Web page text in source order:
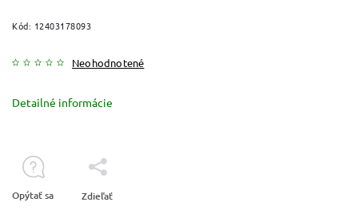
Kód: 12403178093
Neohodnotené
Detailné informácie
Opýtať sa Zdieľať